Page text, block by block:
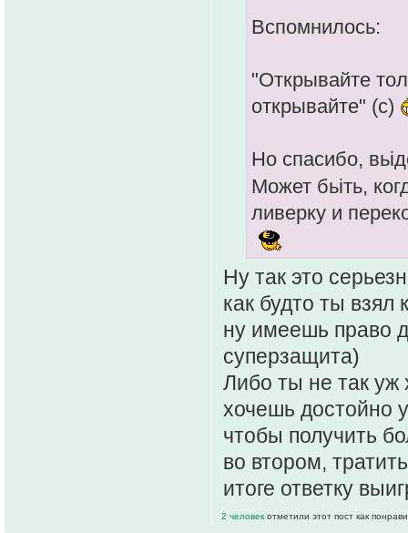
Вспомнилось:
"Открывайте
открывайте" (с)
Но спасибо,
Может бьіть,
ливерку и
Ну так это
как будто ты взял
ну имеешь право
суперзащита)
Либо ты не так уж
хочешь достойно
чтобы получить
во втором,
итоге ответку
2 человекотметили этот пост как